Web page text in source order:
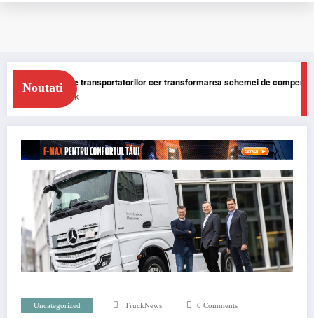
Noutati
ale transportatorilor cer transformarea schemei de compensare a
Uncategorized TruckNews 0 Comments